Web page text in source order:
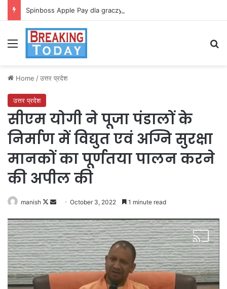
Spinboss Apple Pay dla graczy na iPhone
Menu
Home /उत्तर प्रदेश
उत्तर प्रदेश
सीएम योगी ने पूजा पंडालों के
निर्माण में विद्युत एवं अग्नि सुरक्षा
मानकों का पूर्णतया पालन करने
की अपील की
manish
Follow
X
Send
email
October 3, 2022 1 minute read